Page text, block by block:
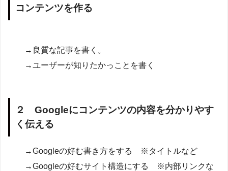
コンテンツを作る
→良質な記事を書く。
→ユーザーが知りたかっことを書く
２ Googleにコンテンツの内容を分かりやす
く伝える
→Googleの好む書き方をする ※タイトルなど
→Googleの好むサイト構造にする ※内部リンクな